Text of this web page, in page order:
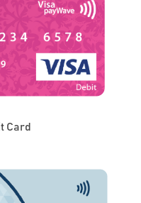
Card